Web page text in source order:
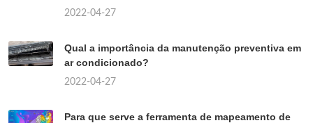
2022-04-27
Qual a importância da manutenção preventiva em
ar condicionado?
2022-04-27
Para que serve a ferramenta de mapeamento de